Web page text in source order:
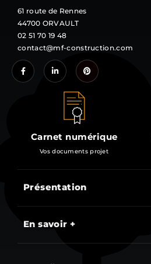
61 route de Rennes
44700 ORVAULT
02 51 70 19 48
contact@mf-construction.com
Carnet numérique
Vos documents projet
Présentation
En savoir +